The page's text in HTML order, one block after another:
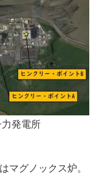
発電所
マグノックス炉。